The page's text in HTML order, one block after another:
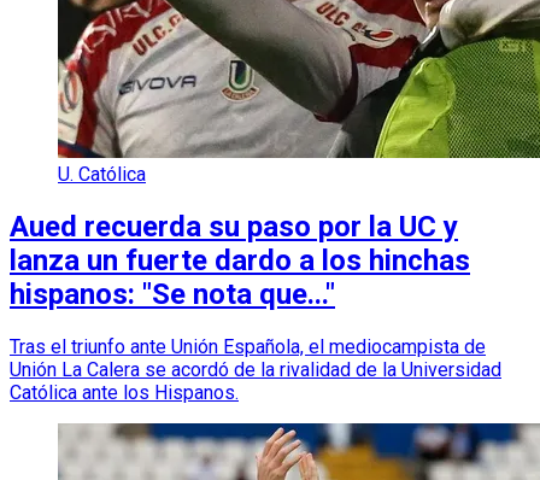
U. Católica
Aued recuerda su paso por la UC y
lanza un fuerte dardo a los hinchas
hispanos: "Se nota que..."
Tras el triunfo ante Unión Española, el mediocampista de
Unión La Calera se acordó de la rivalidad de la Universidad
Católica ante los Hispanos.